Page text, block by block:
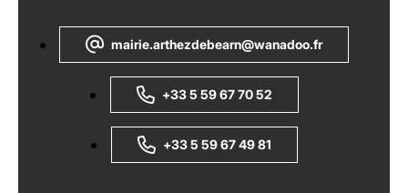
mairie.arthezdebearn@wanadoo.fr
+33 5 59 67 70 52
+33 5 59 67 49 81